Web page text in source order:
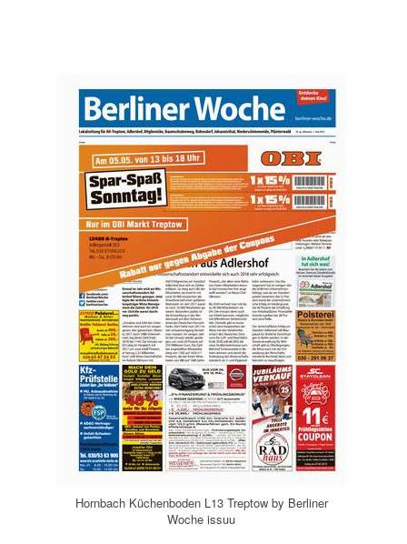
Hornbach Küchenboden L13 Treptow by Berliner
Woche issuu